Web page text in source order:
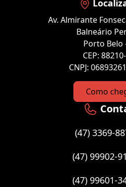
Av. Almirante
Balneário
Porto Belo
CEP:
CNPJ:
Como
(47) 3369-
(47) 99902-
(47) 99601-